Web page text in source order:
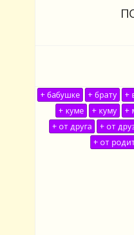
+ бабушке + брату +
+ куме
+ куму +
+ от друга
+ от
+ от